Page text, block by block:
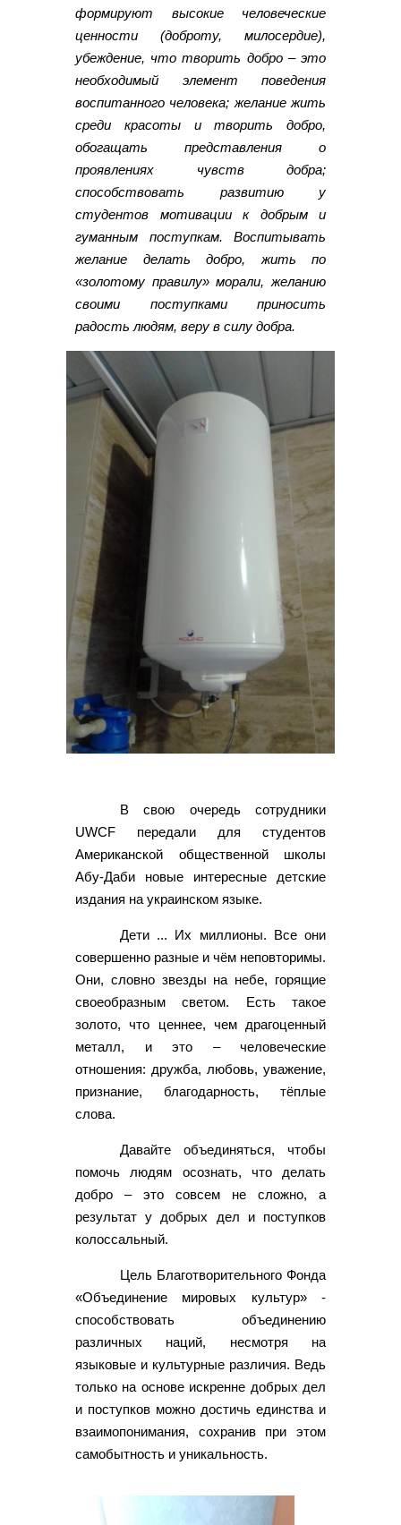
формируют высокие человеческие
ценности (доброту, милосердие),
убеждение, что творить добро – это
необходимый элемент поведения
воспитанного человека; желание жить
среди красоты и творить добро,
обогащать представления о
проявлениях чувств добра;
способствовать развитию у
студентов мотивации к добрым и
гуманным поступкам. Воспитывать
желание делать добро, жить по
«золотому правилу» морали, желанию
своими поступками приносить
радость людям, веру в силу добра.
В свою очередь сотрудники
UWCF передали для студентов
Американской общественной школы
Абу-Даби новые интересные детские
издания на украинском языке.
Дети ... Их миллионы. Все они
совершенно разные и чём неповторимы.
Они, словно звезды на небе, горящие
своеобразным светом. Есть такое
золото, что ценнее, чем драгоценный
металл, и это – человеческие
отношения: дружба, любовь, уважение,
признание, благодарность, тёплые
слова.
Давайте объединяться, чтобы
помочь людям осознать, что делать
добро – это совсем не сложно, а
результат у добрых дел и поступков
колоссальный.
Цель Благотворительного Фонда
«Объединение мировых культур» -
способствовать объединению
различных наций, несмотря на
языковые и культурные различия. Ведь
только на основе искренне добрых дел
и поступков можно достичь единства и
взаимопонимания, сохранив при этом
самобытность и уникальность.